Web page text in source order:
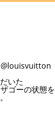
いた
ゴーの状態を